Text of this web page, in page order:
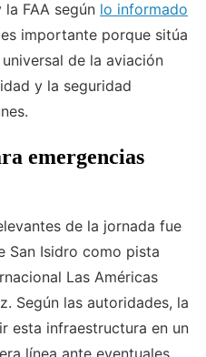
la FAA según lo informado
importante porque sitúa
de la aviación
y la seguridad
emergencias
de la jornada fue
San Isidro como pista
Las Américas
Según las autoridades, la
esta infraestructura en un
línea ante eventuales